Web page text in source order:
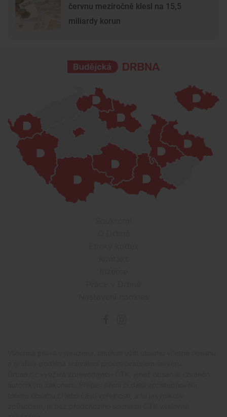
červnu meziročně klesl na 15,5
miliardy korun